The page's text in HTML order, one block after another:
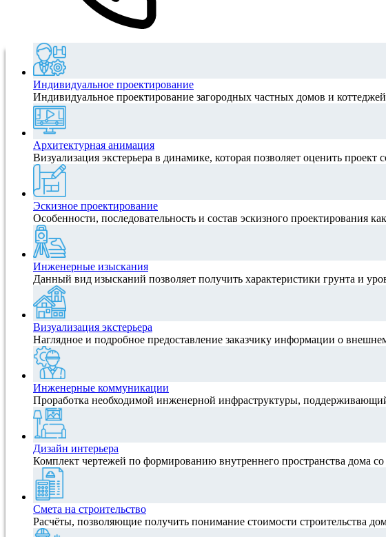
Индивидуальное проектирование
Индивидуальное проектирование загородных частных домов и
Архитектурная анимация
Визуализация экстерьера в динамике, которая позволяет оценить проект
Эскизное проектирование
Особенности, последовательность и состав эскизного проектирования
Инженерные изыскания
Данный вид изысканий позволяет получить характеристики грунта и
Визуализация экстерьера
Наглядное и подробное предоставление заказчику информации о
Инженерные коммуникации
Проработка необходимой инженерной инфраструктуры,
Дизайн интерьера
Комплект чертежей по формированию внутреннего пространства дома
Смета на строительство
Расчёты, позволяющие получить понимание стоимости строительства